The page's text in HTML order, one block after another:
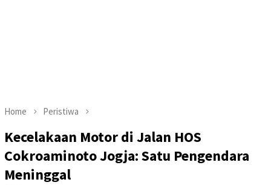
Home Peristiwa
Kecelakaan Motor di Jalan HOS
Cokroaminoto Jogja: Satu Pengendara
Meninggal